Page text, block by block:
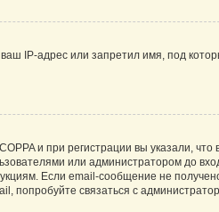
IP-адрес или запретил имя, под
и при регистрации вы указали, что
или администратором до
Если email-сообщение не
попробуйте связаться с